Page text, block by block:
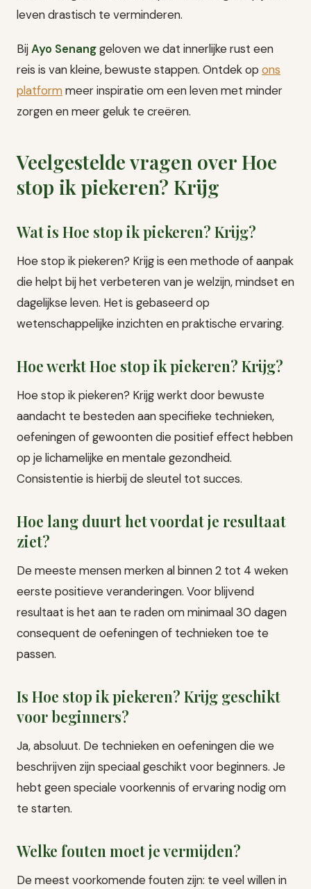
leven drastisch te verminderen.
BijAyo Senanggeloven we dat innerlijke rust een
reis is van kleine, bewuste stappen. Ontdek op ons
platformmeer inspiratie om een leven met minder
zorgen en meer geluk te creëren.
Veelgestelde vragen over Hoe
stop ik piekeren? Krijg
Wat is Hoe stop ik piekeren? Krijg?
Hoe stop ik piekeren? Krijg is een methode of aanpak
die helpt bij het verbeteren van je welzijn, mindset en
dagelijkse leven. Het is gebaseerd op
wetenschappelijke inzichten en praktische ervaring.
Hoe werkt Hoe stop ik piekeren? Krijg?
Hoe stop ik piekeren? Krijg werkt door bewuste
aandacht te besteden aan specifieke technieken,
oefeningen of gewoonten die positief effect hebben
op je lichamelijke en mentale gezondheid.
Consistentie is hierbij de sleutel tot succes.
Hoe lang duurt het voordat je resultaat
ziet?
De meeste mensen merken al binnen 2 tot 4 weken
eerste positieve veranderingen. Voor blijvend
resultaat is het aan te raden om minimaal 30 dagen
consequent de oefeningen of technieken toe te
passen.
Is Hoe stop ik piekeren? Krijg geschikt
voor beginners?
Ja, absoluut. De technieken en oefeningen die we
beschrijven zijn speciaal geschikt voor beginners. Je
hebt geen speciale voorkennis of ervaring nodig om
te starten.
Welke fouten moet je vermijden?
De meest voorkomende fouten zijn: te veel willen in